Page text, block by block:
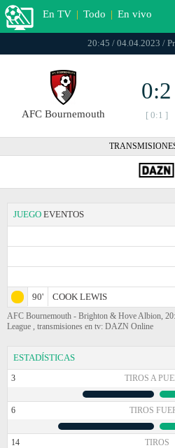
En TV | Todo | En vivo
20:45 / 04.04.2023 /
AFC Bournemouth
0:2
[ 0:1 ]
JUEGO EVENTOS
90'
COOK LEWIS
AFC Bournemouth - Brighton & Hove Albion,
League , transmisiones en tv: DAZN Online
ESTADÍSTICAS
3 TIROS A
6 TIROS
14 TIROS